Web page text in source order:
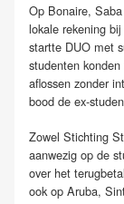
Op Bonaire,
lokale rekening
startte DUO met
studenten
aflossen zonder
bood de ex-
Zowel Stichting
aanwezig op de
over het
ook op Aruba,